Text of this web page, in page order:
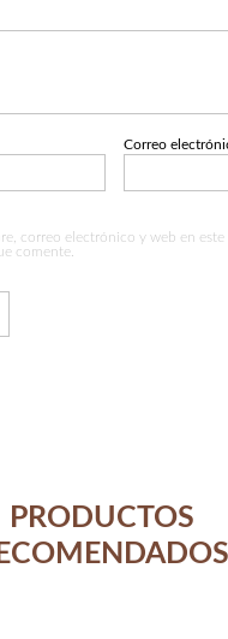
Correo
correo electrónico y web en este
comente.
PRODUCTOS